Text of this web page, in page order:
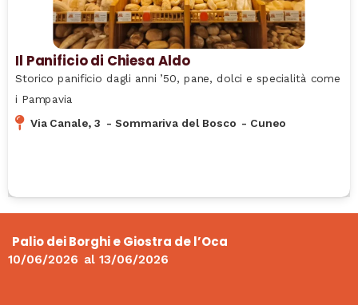
Il Panificio di Chiesa Aldo
Storico panificio dagli anni ’50, pane, dolci e specialità come
i Pampavia
Via Canale, 3 - Sommariva del Bosco - Cuneo
Palio dei Borghi e Giostra de l’Oca
10/06/2026 al 13/06/2026